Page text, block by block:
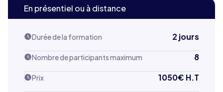
En présentiel ou à distance
Durée de la formation 2 jours
Nombre de participants maximum 8
Prix 1050€ H.T